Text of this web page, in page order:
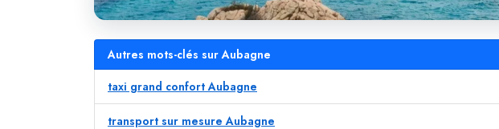
Autres mots-clés sur Aubagne
taxi grand confort Aubagne
transport sur mesure Aubagne